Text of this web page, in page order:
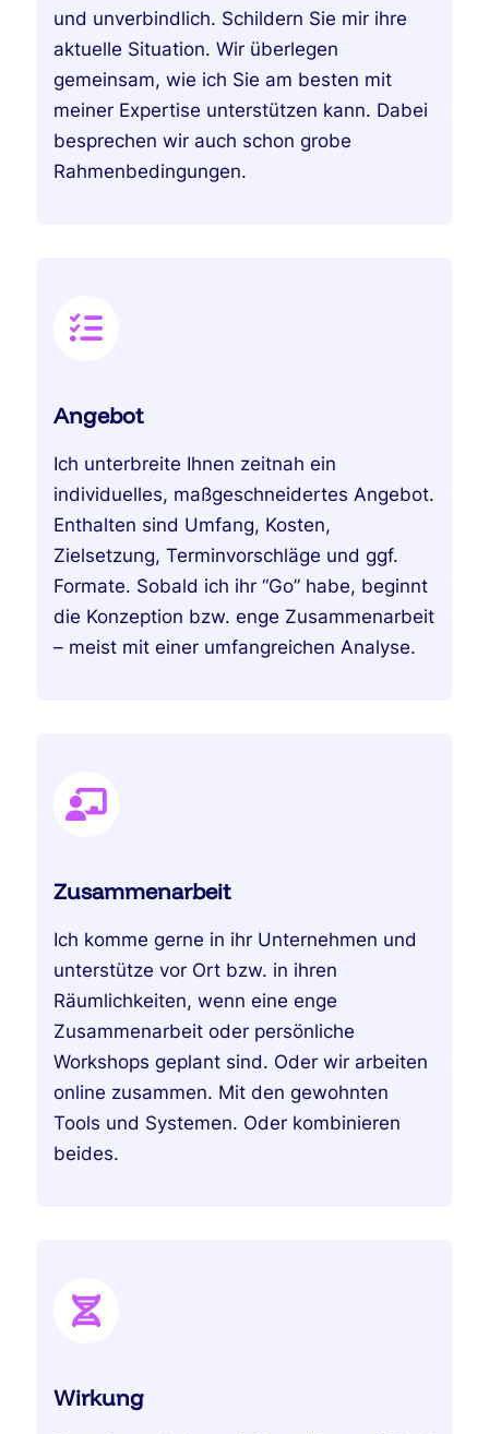
und unverbindlich. Schildern Sie mir ihre
aktuelle Situation. Wir überlegen
gemeinsam, wie ich Sie am besten mit
meiner Expertise unterstützen kann. Dabei
besprechen wir auch schon grobe
Rahmenbedingungen.
Angebot
Ich unterbreite Ihnen zeitnah ein
individuelles, maßgeschneidertes Angebot.
Enthalten sind Umfang, Kosten,
Zielsetzung, Terminvorschläge und ggf.
Formate. Sobald ich ihr “Go” habe, beginnt
die Konzeption bzw. enge Zusammenarbeit
– meist mit einer umfangreichen Analyse.
Zusammenarbeit
Ich komme gerne in ihr Unternehmen und
unterstütze vor Ort bzw. in ihren
Räumlichkeiten, wenn eine enge
Zusammenarbeit oder persönliche
Workshops geplant sind. Oder wir arbeiten
online zusammen. Mit den gewohnten
Tools und Systemen. Oder kombinieren
beides.
Wirkung